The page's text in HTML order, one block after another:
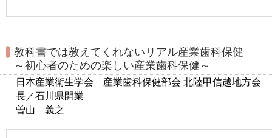
教科書では教えてくれないリアル産業歯科保健
～初心者のための楽しい産業歯科保健～
日本産業衛生学会 産業歯科保健部会 北陸甲信越地方会
長／石川県開業
曽山 義之